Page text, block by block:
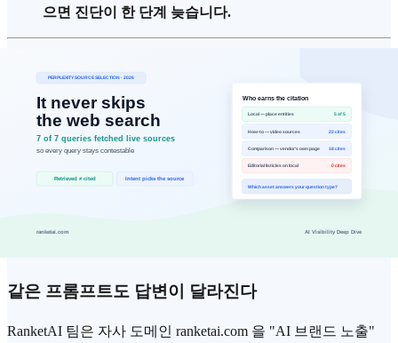
으면 진단이 한 단계 늦습니다.
한 번의 호출로는 정확하게 가늠할 수 없
다 — 측정 신뢰성을 어떻게 확보하는가
여기까지 읽으면 자연스러운 다음 질문이 생깁니다."그래서
우리 브랜드는 지금 LLM 답변에 얼마나 나오나요?"— 한 번
ChatGPT 에 물어보고 답을 확인하면 되지 않을까요?
결론부터 말하면
그 한 번의 답으로는 정확하게 가늠할 수 없
같은 프롬프트도 답변이 달라진다
RanketAI 팀은 자사 도메인 ranketai.com 을 "AI 브랜드 노출"